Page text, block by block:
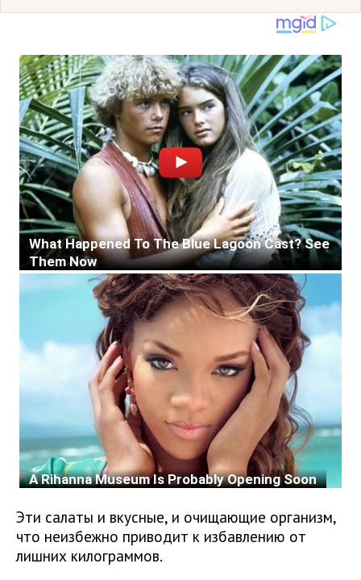
Эти салаты и вкусные, и очищающие организм,
что неизбежно приводит к избавлению от
лишних килограммов.